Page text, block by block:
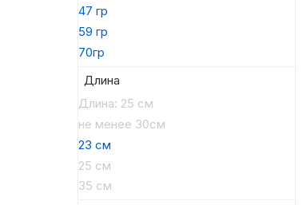
47 гр
59 гр
70гр
Длина
Длина: 25 см
не менее 30см
23 см
25 см
35 см